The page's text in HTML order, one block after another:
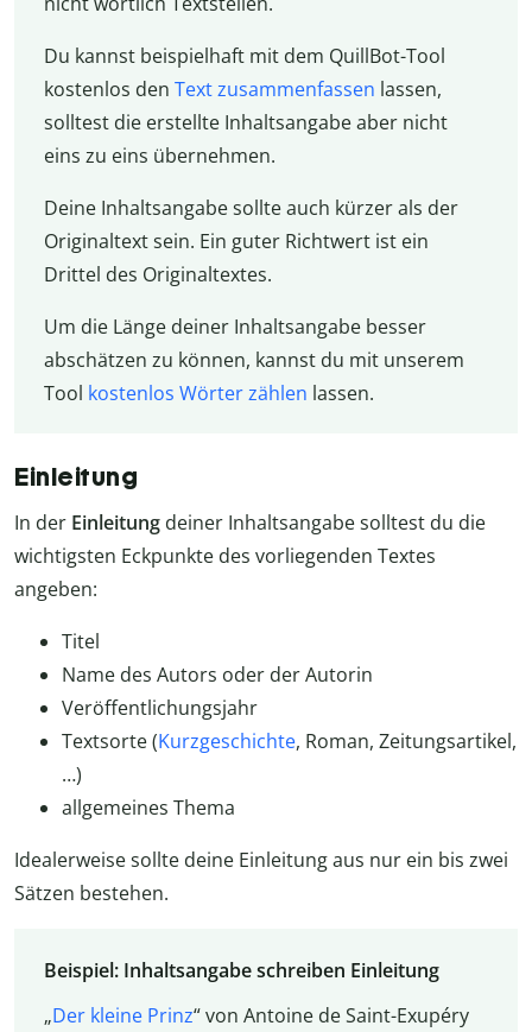
Du kannst beispielhaft mit dem QuillBot-Tool
kostenlos den Text zusammenfassen lassen,
solltest die erstellte Inhaltsangabe aber nicht
eins zu eins übernehmen.
Deine Inhaltsangabe sollte auch kürzer als der
Originaltext sein. Ein guter Richtwert ist ein
Drittel des Originaltextes.
Um die Länge deiner Inhaltsangabe besser
abschätzen zu können, kannst du mit unserem
Tool kostenlos Wörter zählen lassen.
Einleitung
In der Einleitung deiner Inhaltsangabe solltest du die
wichtigsten Eckpunkte des vorliegenden Textes
angeben:
Titel
Name des Autors oder der Autorin
Veröffentlichungsjahr
Textsorte (Kurzgeschichte, Roman, Zeitungsartikel,
…)
allgemeines Thema
Idealerweise sollte deine Einleitung aus nur ein bis zwei
Sätzen bestehen.
Beispiel: Inhaltsangabe schreiben Einleitung
„Der kleine Prinz“ von Antoine de Saint-Exupéry